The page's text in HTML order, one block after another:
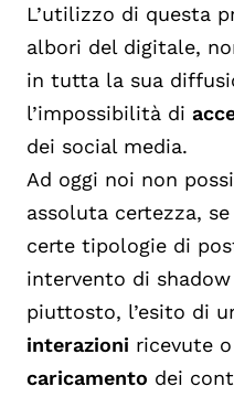
L’utilizzo di questa
albori del digitale,
in tutta la sua
l’impossibilità di
dei social media.
Ad oggi noi non
assoluta certezza,
certe tipologie di
intervento di
piuttosto, l’esito di
interazioni ricevute
caricamento dei